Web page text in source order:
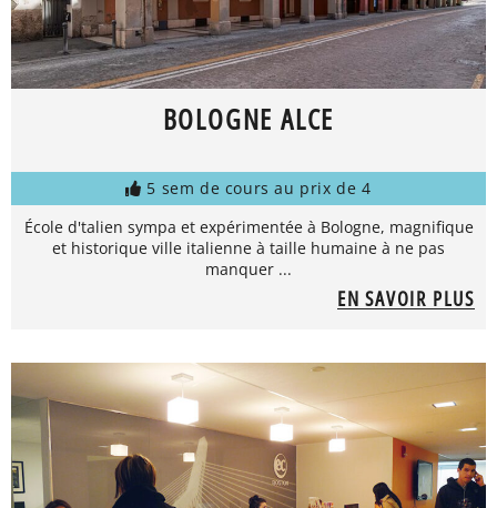
BOLOGNE ALCE
5 sem de cours au prix de 4
École d'talien sympa et expérimentée à Bologne, magnifique
et historique ville italienne à taille humaine à ne pas
manquer ...
EN SAVOIR PLUS